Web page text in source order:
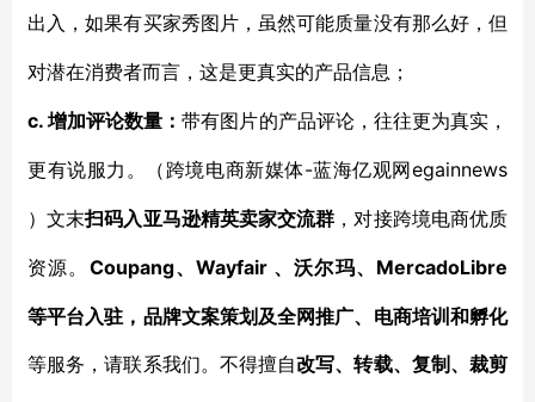
出入，如果有买家秀图片，虽然可能质量没有那么好，但
对潜在消费者而言，这是更真实的产品信息；
c.增加评论数量：带有图片的产品评论，往往更为真实，
更有说服力。 （跨境电商新媒体-蓝海亿观网egainnews
）文末扫码入亚马逊精英卖家交流群 ，对接跨境电商优质
资源。 Coupang、Wayfair 、沃尔玛、MercadoLibre
等平台入驻，品牌文案策划及全网推广、电商培训和孵化
等服务，请联系我们。不得擅自改写、转载、复制、裁剪